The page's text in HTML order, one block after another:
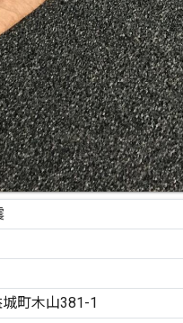
町木山381-1